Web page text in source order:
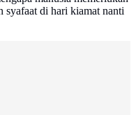
di hari kiamat nanti